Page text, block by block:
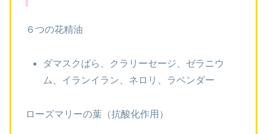
６つの花精油
ダマスクばら、クラリーセージ、ゼラニウ
ム、イランイラン、ネロリ、ラベンダー
ローズマリーの葉（抗酸化作用）